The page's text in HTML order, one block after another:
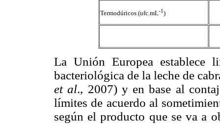
Termodúricos (ufc.mL-1)
La Unión Europea establece
bacteriológica de la leche de
et al., 2007) y en base al
límites de acuerdo al
según el producto que se va a